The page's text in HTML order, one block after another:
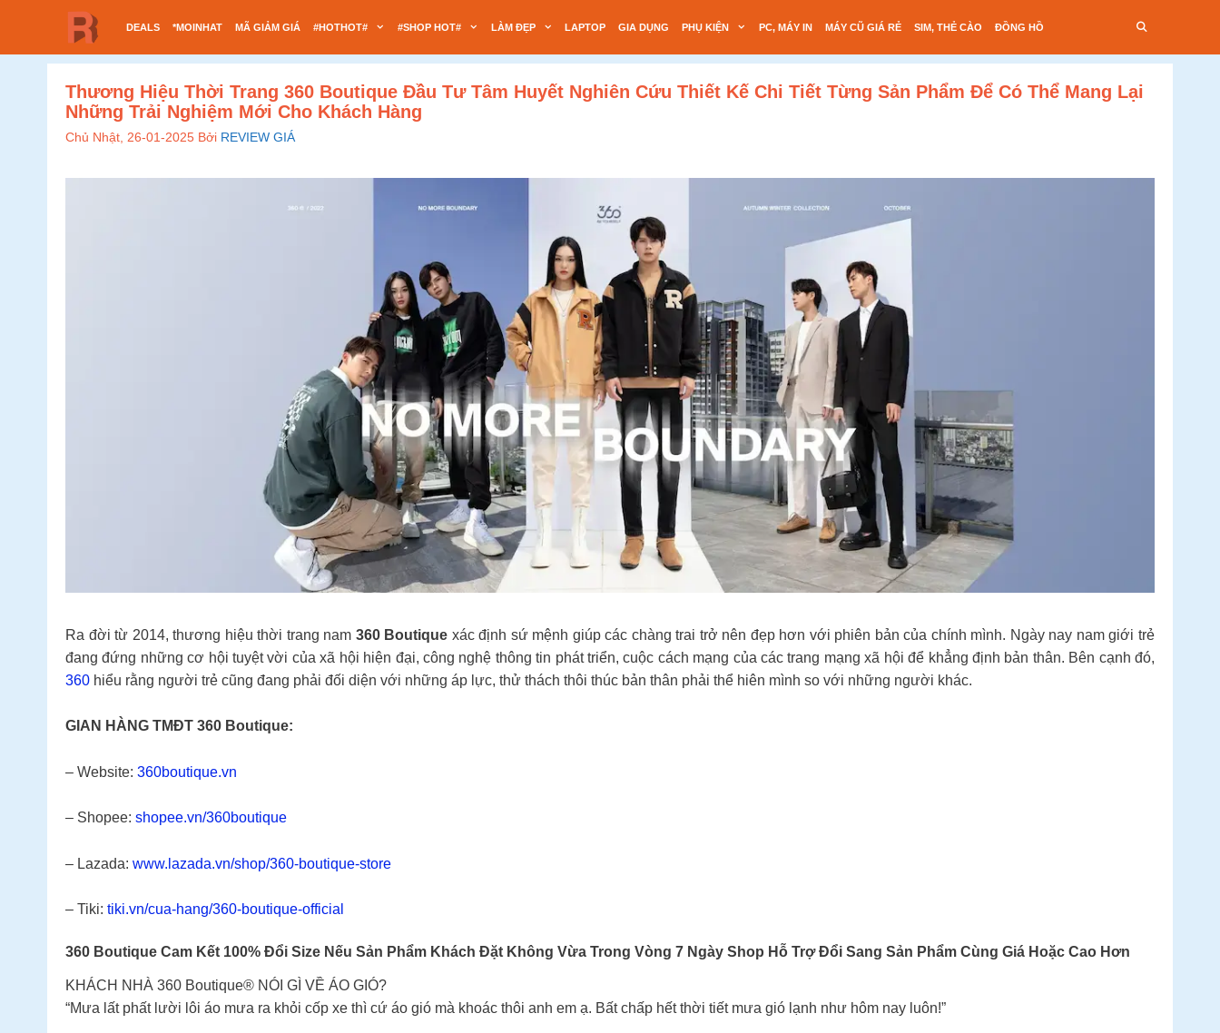
nội
DEALS *MOINHAT MÃ GIẢM GIÁ #HOTHOT# #SHOP HOT# LÀM ĐẸP LAPTOP GIA DỤNG PHỤ KIỆN PC, MÁY IN MÁY CŨ GIÁ RẺ SIM, THẺ CÀO ĐỒNG HỒ
Thương Hiệu Thời Trang 360 Boutique Đầu Tư Tâm Huyết Nghiên Cứu Thiết Kế Chi Tiết Từng Sản Phẩm Để Có Thể Mang Lại
Những Trải Nghiệm Mới Cho Khách Hàng
Chủ Nhật, 26-01-2025 Bởi REVIEW GIÁ
Ra đời từ 2014, thương hiệu thời trang nam 360 Boutique xác định sứ mệnh giúp các chàng trai trở nên đẹp hơn với phiên bản của chính mình. Ngày nay nam giới trẻ
đang đứng những cơ hội tuyệt vời của xã hội hiện đại, công nghệ thông tin phát triển, cuộc cách mạng của các trang mạng xã hội để khẳng định bản thân. Bên cạnh đó,
360 hiểu rằng người trẻ cũng đang phải đối diện với những áp lực, thử thách thôi thúc bản thân phải thể hiên mình so với những người khác.
GIAN HÀNG TMĐT 360 Boutique:
– Website: 360boutique.vn
– Shopee: shopee.vn/360boutique
– Lazada: www.lazada.vn/shop/360-boutique-store
– Tiki: tiki.vn/cua-hang/360-boutique-official
360 Boutique Cam Kết 100% Đổi Size Nếu Sản Phẩm Khách Đặt Không Vừa Trong Vòng 7 Ngày Shop Hỗ Trợ Đổi Sang Sản Phẩm Cùng Giá Hoặc Cao Hơn
KHÁCH NHÀ 360 Boutique® NÓI GÌ VỀ ÁO GIÓ?
“Mưa lất phất lười lôi áo mưa ra khỏi cốp xe thì cứ áo gió mà khoác thôi anh em ạ. Bất chấp hết thời tiết mưa gió lạnh như hôm nay luôn!”